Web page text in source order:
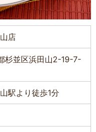
店
杉並区浜田山2-19-7-
駅より徒歩1分